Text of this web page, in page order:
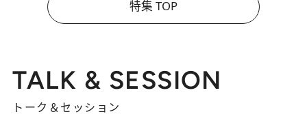
特集 TOP
TALK & SESSION
トーク＆セッション